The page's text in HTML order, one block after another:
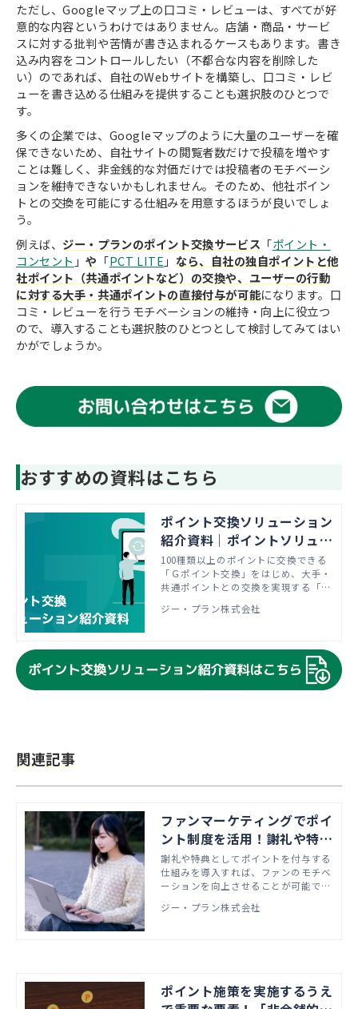
ただし、Googleマップ上の口コミ・レビューは、すべてが好
意的な内容というわけではありません。店舗・商品・サービ
スに対する批判や苦情が書き込まれるケースもあります。書き
込み内容をコントロールしたい（不都合な内容を削除した
い）のであれば、自社のWebサイトを構築し、口コミ・レビ
ューを書き込める仕組みを提供することも選択肢のひとつで
す。
多くの企業では、Googleマップのように大量のユーザーを確
保できないため、自社サイトの閲覧者数だけで投稿を増やす
ことは難しく、非金銭的な対価だけでは投稿者のモチベーシ
ョンを維持できないかもしれません。そのため、他社ポイン
トとの交換を可能にする仕組みを用意するほうが良いでしょ
う。
例えば、 ジー・プランのポイント交換サービス 「ポイント・
コンセント 」や 「PCT LITE 」 なら、自社の独自ポイントと他
社ポイント（共通ポイントなど）の交換や、ユーザーの行動
に対する大手・共通ポイントの直接付与が可能になります。口
コミ・レビューを行うモチベーションの維持・向上に役立つ
ので、導入することも選択肢のひとつとして検討してみてはい
かがでしょうか。
おすすめの資料はこちら
ポイント交換ソリューション
紹介資料｜ポイントソリュー
ションならジー・プラン
100種類以上のポイントに交換できる
「Ｇポイント交換」をはじめ、大手・
共通ポイントとの交換を実現する「ポ
交換ソリューションのご紹介資料で
ジー・プラン株式会社
関連記事
ファンマーケティングでポイ
ント制度を活用！謝礼や特典
でモチベーションをアップ
謝礼や特典としてポイントを付与する
仕組みを導入すれば、ファンのモチベ
ーションを向上させることが可能で
グを担当している方に向けて、ファン
ジー・プラン株式会社
ポイント施策を実施するうえ